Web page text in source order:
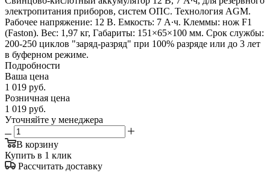
электропитания приборов, систем ОПС. Технология AGM.
Рабочее напряжение: 12 В. Емкость: 7 А∙ч. Клеммы: нож F1
(Faston). Вес: 1,97 кг, Габариты: 151×65×100 мм. Срок службы:
200-250 циклов "заряд-разряд" при 100% разряде или до 3 лет
в буферном режиме.
Подробности
Ваша цена
1 019 руб.
Розничная цена
1 019 руб.
Уточняйте у менеджера
В корзину
Купить в 1 клик
Рассчитать доставку